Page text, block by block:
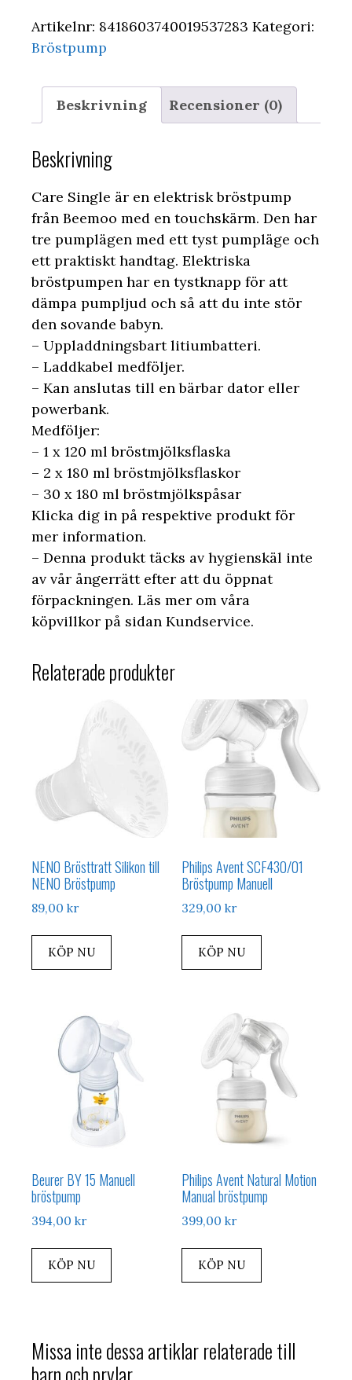
Artikelnr: 8418603740019537283 Kategori:
Bröstpump
Beskrivning Recensioner (0)
Beskrivning
Care Single är en elektrisk bröstpump
från Beemoo med en touchskärm. Den har
tre pumplägen med ett tyst pumpläge och
ett praktiskt handtag. Elektriska
bröstpumpen har en tystknapp för att
dämpa pumpljud och så att du inte stör
den sovande babyn.
– Uppladdningsbart litiumbatteri.
– Laddkabel medföljer.
– Kan anslutas till en bärbar dator eller
powerbank.
Medföljer:
– 1 x 120 ml bröstmjölksflaska
– 2 x 180 ml bröstmjölksflaskor
– 30 x 180 ml bröstmjölkspåsar
Klicka dig in på respektive produkt för
mer information.
– Denna produkt täcks av hygienskäl inte
av vår ångerrätt efter att du öppnat
förpackningen. Läs mer om våra
köpvillkor på sidan Kundservice.
Relaterade produkter
NENO Brösttratt Silikon till
NENO Bröstpump
89,00 kr
KÖP NU
Philips Avent SCF430/01
Bröstpump Manuell
329,00kr
KÖP NU
Beurer BY 15 Manuell
bröstpump
394,00 kr
KÖP NU
Philips Avent Natural Motion
Manual bröstpump
399,00kr
KÖP NU
Missa inte dessa artiklar relaterade till
barn och prylar